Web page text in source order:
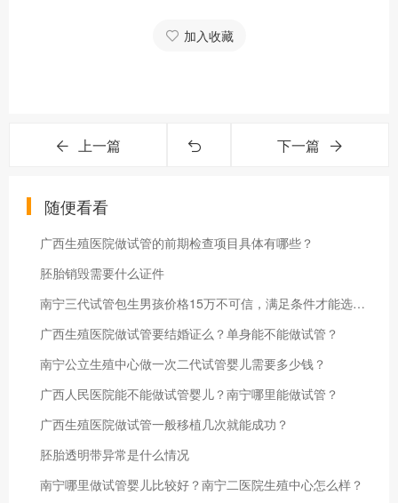
加入收藏
上一篇 下一篇
随便看看
广西生殖医院做试管的前期检查项目具体有哪些？
胚胎销毁需要什么证件
南宁三代试管包生男孩价格15万不可信，满足条件才能选性别
广西生殖医院做试管要结婚证么？单身能不能做试管？
南宁公立生殖中心做一次二代试管婴儿需要多少钱？
广西人民医院能不能做试管婴儿？南宁哪里能做试管？
广西生殖医院做试管一般移植几次就能成功？
胚胎透明带异常是什么情况
南宁哪里做试管婴儿比较好？南宁二医院生殖中心怎么样？